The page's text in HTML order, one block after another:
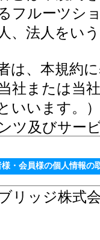
・会員様の個人情報の